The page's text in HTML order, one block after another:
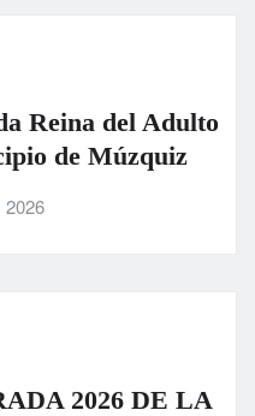
Reina del Adulto
de Múzquiz
2026
2026 DE LA